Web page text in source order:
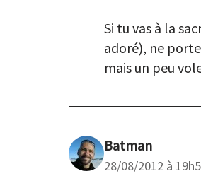
Si tu vas à la
adoré), ne
mais un peu
Batman
28/08/2012 à